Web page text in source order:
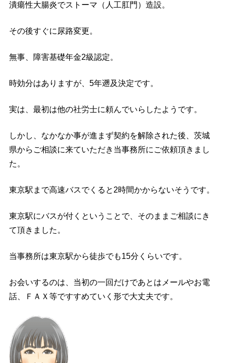
潰瘍性大腸炎でストーマ（人工肛門）造設。
その後すぐに尿路変更。
無事、障害基礎年金2級認定。
時効分はありますが、5年遡及決定です。
実は、最初は他の社労士に頼んでいらしたようです。
しかし、なかなか事が進まず契約を解除された後、茨城
県からご相談に来ていただき当事務所にご依頼頂きまし
た。
東京駅まで高速バスでくると2時間かからないそうです。
東京駅にバスが付くということで、そのままご相談にき
て頂きました。
当事務所は東京駅から徒歩でも15分くらいです。
お会いするのは、当初の一回だけであとはメールやお電
話、ＦＡＸ等ですすめていく形で大丈夫です。